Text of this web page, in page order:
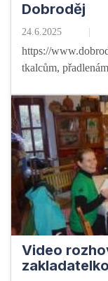
Dobroděj
24.6.2025
https://
tkalcům,
Video